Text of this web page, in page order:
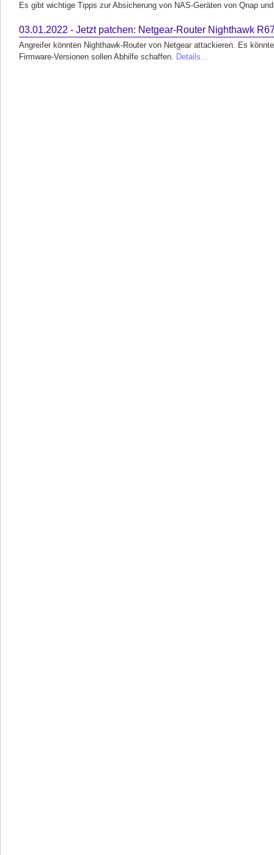
Es gibt wichtige Tipps zur Absicherung von NAS-Geräten von Qnap
03.01.2022 - Jetzt patchen: Netgear-Router Nighthawk
Angreifer könnten Nighthawk-Router von Netgear attackieren. Es
Firmware-Versionen sollen Abhilfe schaffen. Details...